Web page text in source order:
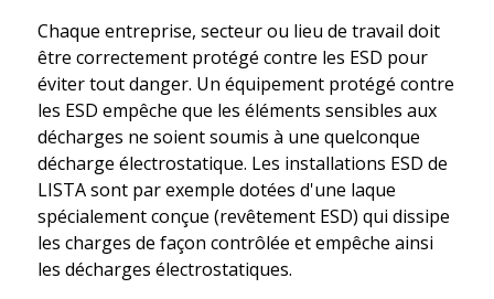
Chaque entreprise, secteur ou lieu de travail doit
être correctement protégé contre les ESD pour
éviter tout danger. Un équipement protégé contre
les ESD empêche que les éléments sensibles aux
décharges ne soient soumis à une quelconque
décharge électrostatique. Les installations ESD de
LISTA sont par exemple dotées d'une laque
spécialement conçue (revêtement ESD) qui dissipe
les charges de façon contrôlée et empêche ainsi
les décharges électrostatiques.